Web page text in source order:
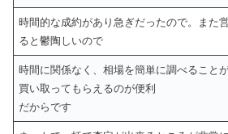
時間的な成約があり急ぎだったので。また
ると鬱陶しいので
時間に関係なく、相場を簡単に調べること
買い取ってもらえるのが便利
だからです